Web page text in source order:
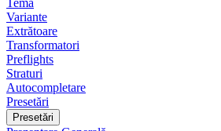
Temă
Variante
Extrătoare
Transformatori
Preflights
Straturi
Autocompletare
Presetări
Presetări